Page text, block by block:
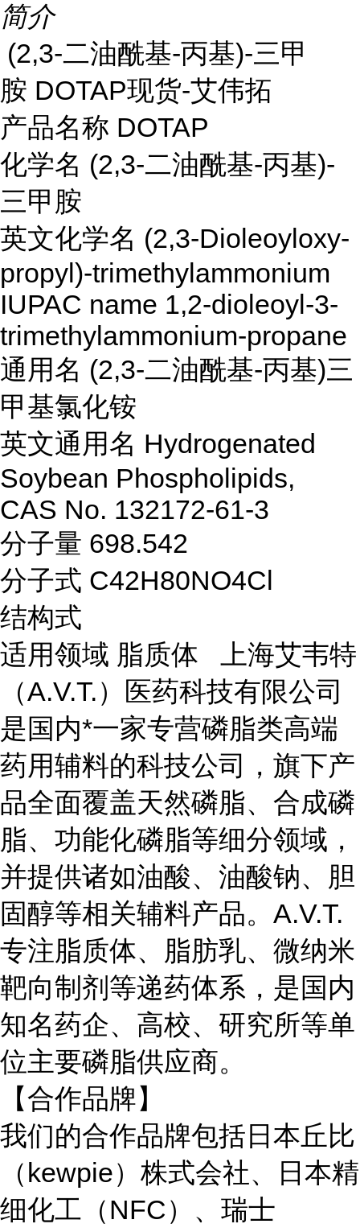
简介
(2,3-二油酰基-丙基)-三甲
胺 DOTAP现货-艾伟拓
产品名称 DOTAP
化学名 (2,3-二油酰基-丙基)-
三甲胺
英文化学名 (2,3-Dioleoyloxy-
propyl)-trimethylammonium
IUPAC name 1,2-dioleoyl-3-
trimethylammonium-propane
通用名 (2,3-二油酰基-丙基)三
甲基氯化铵
英文通用名 Hydrogenated
Soybean Phospholipids,
CAS No. 132172-61-3
分子量 698.542
分子式 C42H80NO4Cl
结构式
适用领域 脂质体 上海艾韦特
（A.V.T.）医药科技有限公司
是国内*一家专营磷脂类高端
药用辅料的科技公司，旗下产
品全面覆盖天然磷脂、合成磷
脂、功能化磷脂等细分领域，
并提供诸如油酸、油酸钠、胆
固醇等相关辅料产品。A.V.T.
专注脂质体、脂肪乳、微纳米
靶向制剂等递药体系，是国内
知名药企、高校、研究所等单
位主要磷脂供应商。
【合作品牌】
我们的合作品牌包括日本丘比
（kewpie）株式会社、日本精
细化工（NFC）、瑞士